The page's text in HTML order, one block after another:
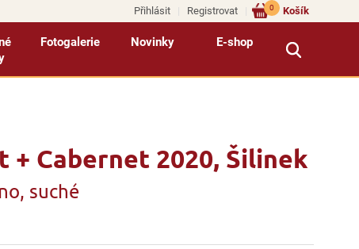
Přihlásit Registrovat Košík
0
Fotogalerie Novinky E-shop
+ Cabernet 2020, Šilinek
suché